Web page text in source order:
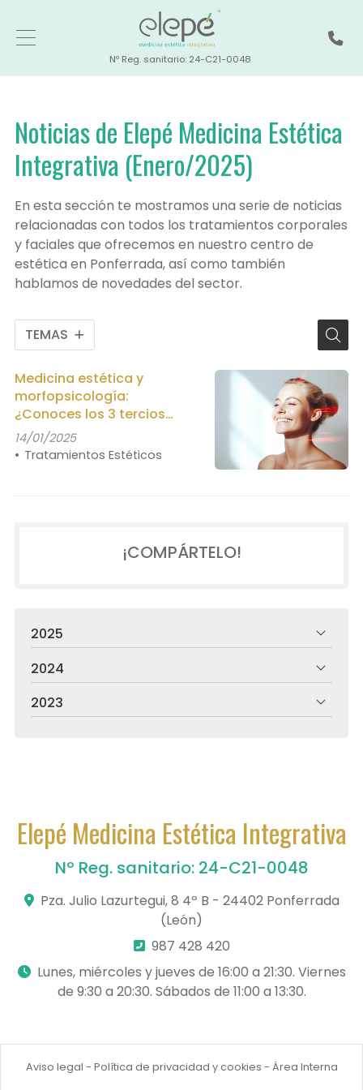
Nº Reg. sanitario: 24-C21-0048
Noticias de Elepé Medicina Estética
Integrativa (Enero/2025)
En esta sección te mostramos una serie de noticias
relacionadas con todos los tratamientos corporales
y faciales que ofrecemos en nuestro centro de
estética en Ponferrada, así como también
hablamos de novedades del sector.
TEMAS
Medicina estética y
morfopsicología:
¿Conoces los 3 tercios
faciales?
14/01/2025
Tratamientos Estéticos
¡COMPÁRTELO!
2025
2024
2023
Elepé Medicina Estética Integrativa
Nº Reg. sanitario: 24-C21-0048
Pza. Julio Lazurtegui, 8 4º B - 24402 Ponferrada
(León)
987 428 420
Lunes, miércoles y jueves de 16:00 a 21:30. Viernes
de 9:30 a 20:30. Sábados de 11:00 a 13:30.
Aviso legal - Política de privacidad y cookies - Área Interna